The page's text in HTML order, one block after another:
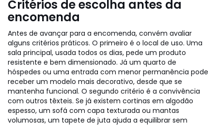
Critérios de escolha antes da
encomenda
Antes de avançar para a encomenda, convém avaliar
alguns critérios práticos. O primeiro é o local de uso. Uma
sala principal, usada todos os dias, pede um produto
resistente e bem dimensionado. Já um quarto de
hóspedes ou uma entrada com menor permanência pode
receber um modelo mais decorativo, desde que se
mantenha funcional. O segundo critério é a convivência
com outros têxteis. Se já existem cortinas em algodão
espesso, um sofá com capa texturada ou mantas
volumosas, um tapete de juta ajuda a equilibrar sem